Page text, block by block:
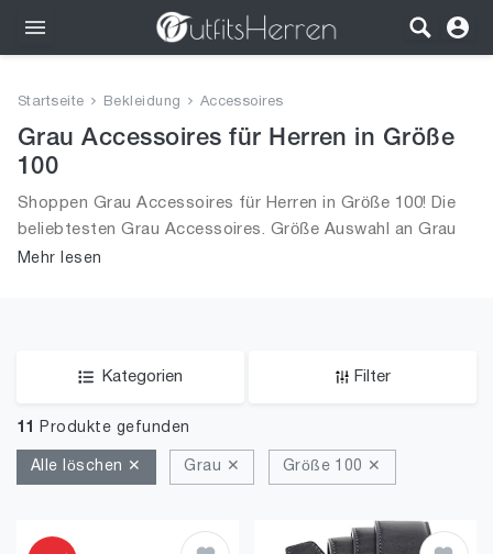
Bekleidung
Schuhe
Startseite Bekleidung Accessoires
Grau Accessoires für Herren in Größe
100
Shoppen Grau Accessoires für Herren in Größe 100! Die
beliebtesten Grau Accessoires. Größe Auswahl an Grau
Accessoires in Größe 100 und alle Trends aus 2026 für
Mehr lesen
Kategorien Filter
11 Produkte gefunden
Alle löschen ✕ Grau ✕ Größe 100 ✕